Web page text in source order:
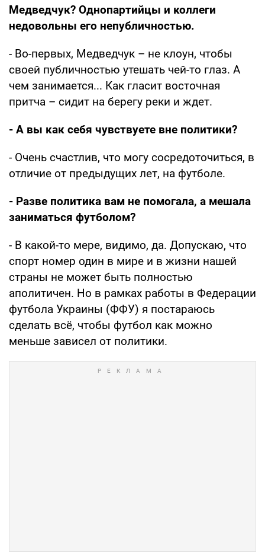
Медведчук? Однопартийцы и коллеги
недовольны его непубличностью.
- Во-первых, Медведчук – не клоун, чтобы
своей публичностью утешать чей-то глаз. А
чем занимается... Как гласит восточная
притча – сидит на берегу реки и ждет.
- А вы как себя чувствуете вне политики?
- Очень счастлив, что могу сосредоточиться, в
отличие от предыдущих лет, на футболе.
- Разве политика вам не помогала, а мешала
заниматься футболом?
- В какой-то мере, видимо, да. Допускаю, что
спорт номер один в мире и в жизни нашей
страны не может быть полностью
аполитичен. Но в рамках работы в Федерации
футбола Украины (ФФУ) я постараюсь
сделать всё, чтобы футбол как можно
меньше зависел от политики.